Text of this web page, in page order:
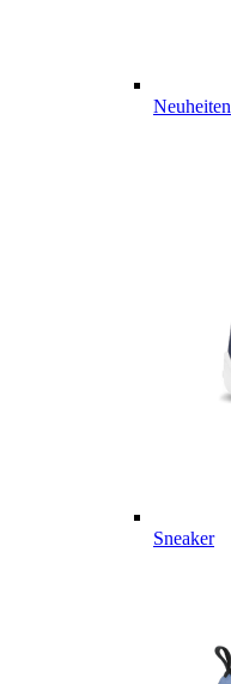
Neuheiten
Sneaker